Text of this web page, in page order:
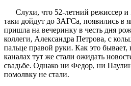
Слухи, что 52-летний режиссер и
таки дойдут до ЗАГСа, появились в
пришла на вечеринку в честь дня
коллеги, Александра Петрова, с
пальце правой руки. Как это бывает,
каналах тут же стали ожидать
свадьбе. Однако ни Федор, ни
помолвку не стали.